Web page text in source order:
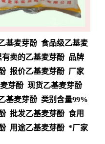
基麦芽酚 食品级乙基麦
卖的乙基麦芽酚 品牌
报价乙基麦芽酚 厂家
芽酚 现货乙基麦芽酚
基麦芽酚 类别含量99%
批发乙基麦芽酚 食用
用途乙基麦芽酚 *厂家